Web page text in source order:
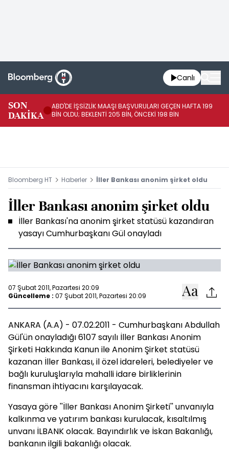
Canlı
SON
DAKİKA
ABD'DE İŞSİZLİK MAAŞI BAŞVURULARI GEÇEN HAFTA 199
BİN OLDU; BEKLENTİ 205 BİN, ÖNCEKİ 198 BİN
Bloomberg HT Haberler İller Bankası anonim şirket oldu
İller Bankası anonim şirket oldu
İller Bankası'na anonim şirket statüsü kazandıran
yasayı Cumhurbaşkanı Gül onayladı
07 Şubat 2011, Pazartesi 20:09
Güncelleme : 07 Şubat 2011, Pazartesi 20:09
ANKARA (A.A) - 07.02.2011 - Cumhurbaşkanı Abdullah
Gül'ün onayladığı 6107 sayılı İller Bankası Anonim
Şirketi Hakkında Kanun ile Anonim Şirket statüsü
kazanan İller Bankası, il özel idareleri, belediyeler ve
bağlı kuruluşlarıyla mahalli idare birliklerinin
finansman ihtiyacını karşılayacak.
Yasaya göre ''İller Bankası Anonim Şirketi'' unvanıyla
kalkınma ve yatırım bankası kurulacak, kısaltılmış
unvanı İLBANK olacak. Bayındırlık ve İskan Bakanlığı,
bankanın ilgili bakanlığı olacak.